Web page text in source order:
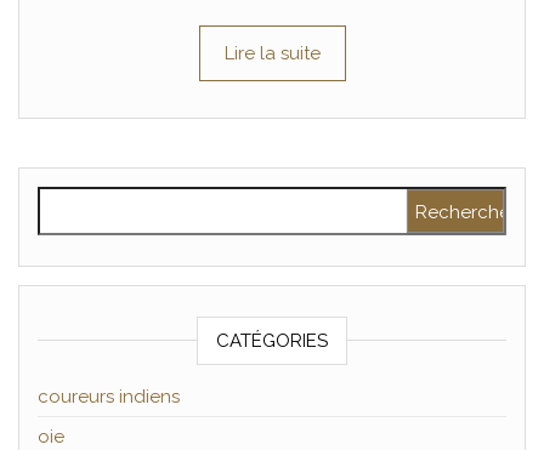
Lire la suite
CATÉGORIES
coureurs indiens
oie